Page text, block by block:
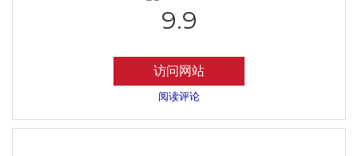
9.9
访问网站
阅读评论